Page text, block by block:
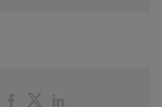
PartagerPartager